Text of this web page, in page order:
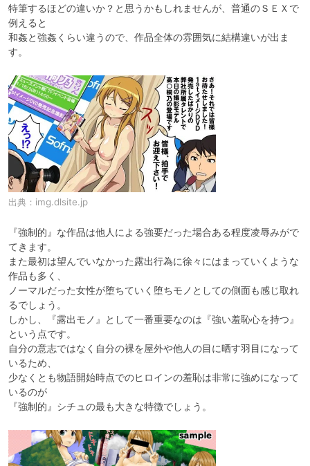
特筆するほどの違いか？と思うかもしれませんが、普通のＳＥＸで
例えると
和姦と強姦くらい違うので、作品全体の雰囲気に結構違いが出ま
出典： img.dlsite.jp
『強制的』な作品は他人による強要だった場合ある程度凌辱みがで
てきます。
また最初は望んでいなかった露出行為に徐々にはまっていくような
作品も多く、
ノーマルだった女性が堕ちていく堕ちモノとしての側面も感じ取れ
るでしょう。
しかし、『露出モノ』として一番重要なのは『強い羞恥心を持つ』
という点です。
自分の意志ではなく自分の裸を屋外や他人の目に晒す羽目になって
いるため、
少なくとも物語開始時点でのヒロインの羞恥は非常に強めになって
いるのが
『強制的』シチュの最も大きな特徴でしょう。